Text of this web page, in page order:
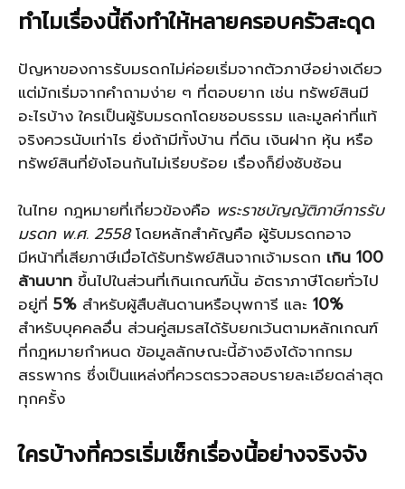
ทำไมเรื่องนี้ถึงทำให้หลายครอบครัวสะดุด
ปัญหาของการรับมรดกไม่ค่อยเริ่มจากตัวภาษีอย่างเดียว
แต่มักเริ่มจากคำถามง่าย ๆ ที่ตอบยาก เช่น ทรัพย์สินมี
อะไรบ้าง ใครเป็นผู้รับมรดกโดยชอบธรรม และมูลค่าที่แท้
จริงควรนับเท่าไร ยิ่งถ้ามีทั้งบ้าน ที่ดิน เงินฝาก หุ้น หรือ
ทรัพย์สินที่ยังโอนกันไม่เรียบร้อย เรื่องก็ยิ่งซับซ้อน
ในไทย กฎหมายที่เกี่ยวข้องคือ พระราชบัญญัติภาษีการรับ
มรดก พ.ศ. 2558โดยหลักสำคัญคือ ผู้รับมรดกอาจ
มีหน้าที่เสียภาษีเมื่อได้รับทรัพย์สินจากเจ้ามรดก เกิน 100
ล้านบาท ขึ้นไปในส่วนที่เกินเกณฑ์นั้น อัตราภาษีโดยทั่วไป
อยู่ที่ 5% สำหรับผู้สืบสันดานหรือบุพการี และ 10%
สำหรับบุคคลอื่น ส่วนคู่สมรสได้รับยกเว้นตามหลักเกณฑ์
ที่กฎหมายกำหนด ข้อมูลลักษณะนี้อ้างอิงได้จากกรม
สรรพากร ซึ่งเป็นแหล่งที่ควรตรวจสอบรายละเอียดล่าสุด
ทุกครั้ง
ใครบ้างที่ควรเริ่มเช็กเรื่องนี้อย่างจริงจัง